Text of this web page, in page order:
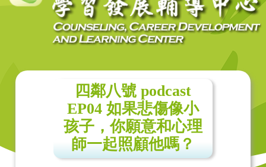
四鄰八號 podcast
EP04 如果悲傷像小
孩子，你願意和心理
師一起照顧他嗎？